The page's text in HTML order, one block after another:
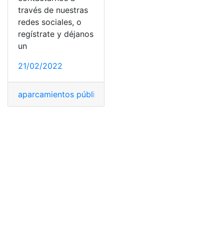
través de nuestras
redes sociales, o
regístrate y déjanos
un
21/02/2022
aparcamientos públicos